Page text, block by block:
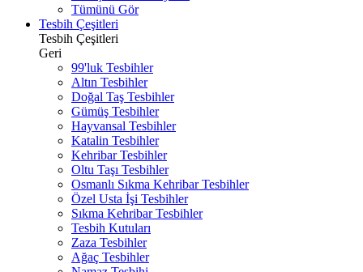
Tümünü Gör
Tesbih Çeşitleri
Tesbih Çeşitleri
Geri
99'luk Tesbihler
Altın Tesbihler
Doğal Taş Tesbihler
Gümüş Tesbihler
Hayvansal Tesbihler
Katalin Tesbihler
Kehribar Tesbihler
Oltu Taşı Tesbihler
Osmanlı Sıkma Kehribar Tesbihler
Özel Usta İşi Tesbihler
Sıkma Kehribar Tesbihler
Tesbih Kutuları
Zaza Tesbihler
Ağaç Tesbihler